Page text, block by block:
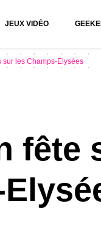
JEUX VIDÉO
sur les Champs-Elysées
fête